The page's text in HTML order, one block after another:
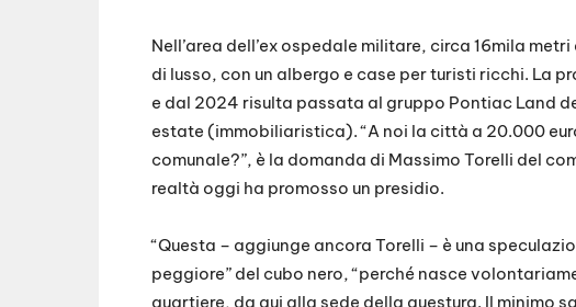
Nell’area dell’ex ospedale militare, circa 16mila
di lusso, con un albergo e case per turisti ricchi. La
e dal 2024 risulta passata al gruppo Pontiac Land
estate (immobiliaristica). “A noi la città a 20.000
comunale?”, è la domanda di Massimo Torelli del
realtà oggi ha promosso un presidio.
“Questa – aggiunge ancora Torelli – è una
peggiore” del cubo nero, “perché nasce
quartiere, da qui alla sede della questura. Il minimo